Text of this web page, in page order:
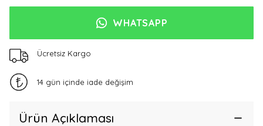
WHATSAPP
Ücretsiz Kargo
14 gün içinde iade değişim
Ürün Açıklaması